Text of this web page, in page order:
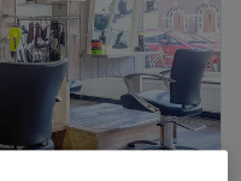
09:30–20:00
09:30–18:00
Gesloten
vind jebarber Infinity